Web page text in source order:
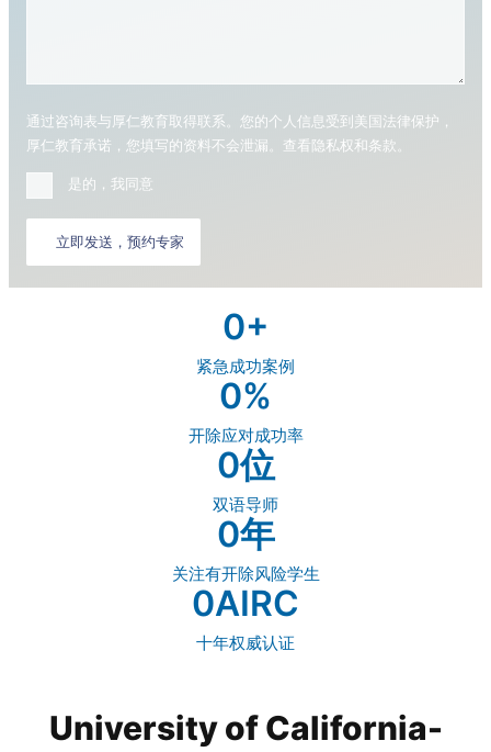
通过咨询表与厚仁教育取得联系。您的个人信息受到美国法律保护，
厚仁教育承诺，您填写的资料不会泄漏。查看隐私权和条款
是的，我同意
立即发送，预约专家
0+
紧急成功案例
0%
开除应对成功率
0位
双语导师
0年
关注有开除风险学生
0AIRC
十年权威认证
University of California-